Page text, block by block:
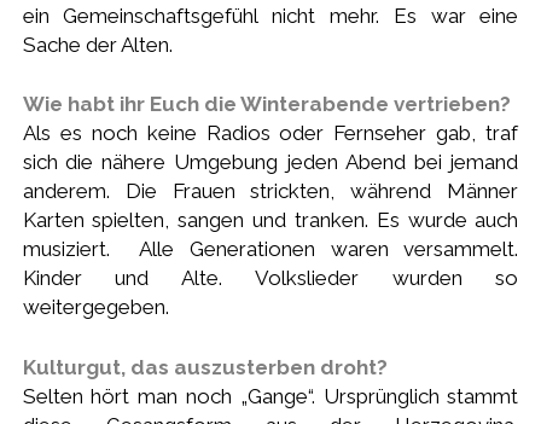
ein Gemeinschaftsgefühl nicht mehr. Es war eine
Sache der Alten.
Wie habt ihr Euch die Winterabende vertrieben?
Als es noch keine Radios oder Fernseher gab, traf
sich die nähere Umgebung jeden Abend bei jemand
anderem. Die Frauen strickten, während Männer
Karten spielten, sangen und tranken. Es wurde auch
musiziert. Alle Generationen waren versammelt.
Kinder und Alte. Volkslieder wurden so
weitergegeben.
Kulturgut, das auszusterben droht?
Selten hört man noch „Gange“. Ursprünglich stammt